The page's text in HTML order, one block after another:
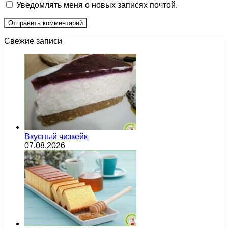
Уведомлять меня о новых записях почтой.
Свежие записи
Вкусный чизкейк
07.08.2026